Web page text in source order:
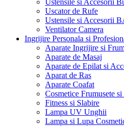
Ustensile si Accesorii
Uscator de Rufe
Ustensile si Accesorii
Ventilator Camera
Ingrijire Personala si
Aparate Ingrijire si
Aparate de Masaj
Aparate de Epilat si
Aparat de Ras
Aparate Coafat
Cosmetice Frumusete
Fitness si Slabire
Lampa UV Unghii
Lampa si Lupa